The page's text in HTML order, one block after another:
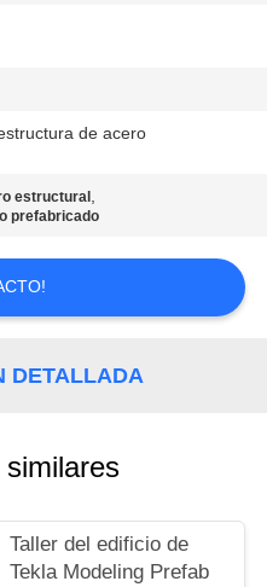
de acero
estructural ,
prefabricado
DETALLADA
Taller del edificio de
Tekla Modeling Prefab